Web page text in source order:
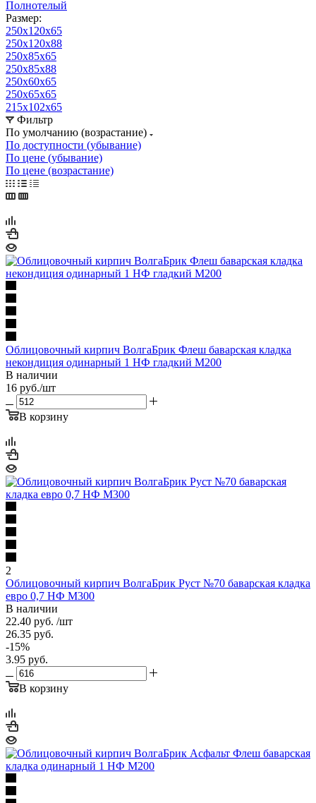
Полнотелый
Размер:
250х120х65
250х120х88
250х85х65
250х85х88
250х60х65
250х65х65
215х102х65
Фильтр
По умолчанию (возрастание)
По доступности (убывание)
По цене (убывание)
По цене (возрастание)
Облицовочный кирпич ВолгаБрик Флеш баварская кладка
некондиция одинарный 1 НФ гладкий М200
В наличии
16 руб./шт
В корзину
2
Облицовочный кирпич ВолгаБрик Руст №70 баварская кладка
евро 0,7 НФ М300
В наличии
22.40 руб. /шт
26.35 руб.
-15%
3.95 руб.
В корзину